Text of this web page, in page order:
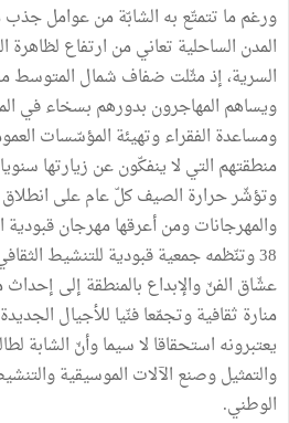
ورغم ما تتمتّع به الشابّة من عوامل جذب
المدن الساحلية تعاني من ارتفاع لظاهرة
السرية، إذ مثّلت ضفاف شمال المتوسط
ويساهم المهاجرون بدورهم بسخاء في
ومساعدة الفقراء وتهيئة المؤسّسات
منطقتهم التي لا ينفكّون عن زيارتها
وتؤشّر حرارة الصيف كلّ عام على انطلاق
38 وتنّظمه جمعية قبودية للتنشيط
عشّاق الفنّ والإبداع بالمنطقة إلى
منارة ثقافية وتجمّعا فنّيا للأجيال
يعتبرونه استحقاقا لا سيما وأنّ الشابة
والتمثيل وصنع الآلات الموسيقية
الوطني.